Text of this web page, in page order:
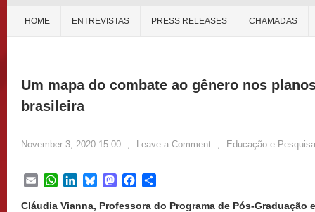
HOME ENTREVISTAS PRESS RELEASES CHAMADAS
Um mapa do combate ao gênero nos
brasileira
November 3, 2020 15:00 , Leave a Comment , Educação e Pesquisa
EmailWhatsApp
LinkedInBlueskyMastodonFacebook
Cláudia Vianna, Professora do Programa de Pós-Graduação